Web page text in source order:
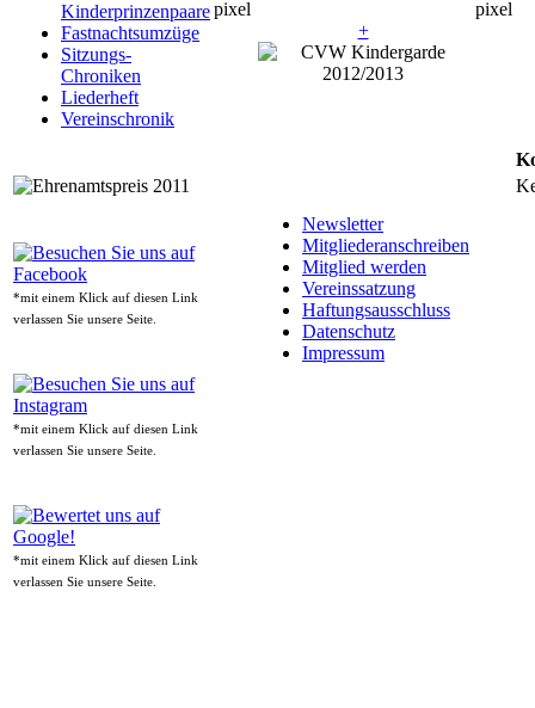
Kinderprinzenpaare
Fastnachtsumzüge
Sitzungs-
Chroniken
Liederheft
Vereinschronik
*mit einem Klick auf diesen Link
verlassen Sie unsere Seite.
*mit einem Klick auf diesen Link
verlassen Sie unsere Seite.
*mit einem Klick auf diesen Link
verlassen Sie unsere Seite.
+
Newsletter
Mitgliederanschreiben
Mitglied werden
Vereinssatzung
Haftungsausschluss
Datenschutz
Impressum